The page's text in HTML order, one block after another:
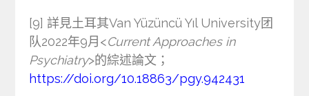
[9] 詳見土耳其Van Yüzüncü Yıl University团
队2022年9月<Current Approaches in
Psychiatry>的綜述論文；
https://doi.org/10.18863/pgy.942431